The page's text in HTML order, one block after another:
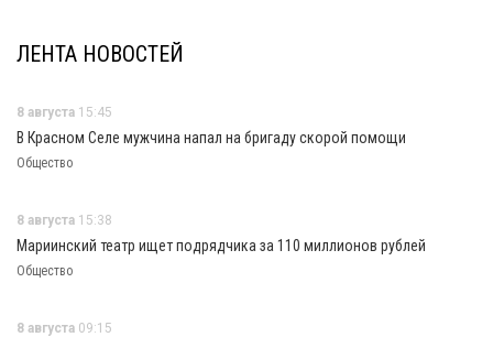
ЛЕНТА НОВОСТЕЙ
8 августа 15:45
В Красном Селе мужчина напал на бригаду скорой помощи
Общество
8 августа 15:38
Мариинский театр ищет подрядчика за 110 миллионов рублей
Общество
8 августа 09:15